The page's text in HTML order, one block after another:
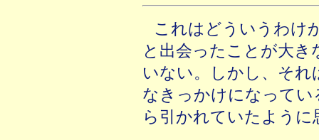
これはどういうわけ
と出会ったことが大
いない。しかし、そ
なきっかけになって
ら引かれていたように